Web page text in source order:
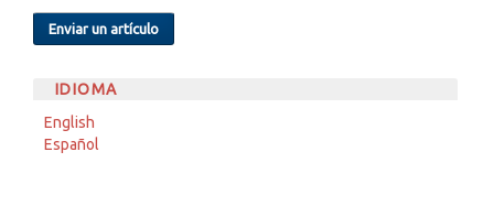
Enviar un artículo
IDIOMA
English
Español